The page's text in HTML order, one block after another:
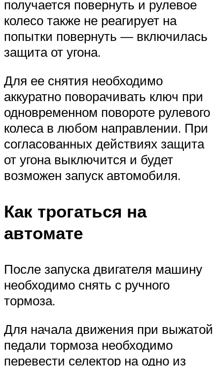
получается повернуть и рулевое
колесо также не реагирует на
попытки повернуть — включилась
защита от угона.
Для ее снятия необходимо
аккуратно поворачивать ключ при
одновременном повороте рулевого
колеса в любом направлении. При
согласованных действиях защита
от угона выключится и будет
возможен запуск автомобиля.
Как трогаться на
автомате
После запуска двигателя машину
необходимо снять с ручного
тормоза.
Для начала движения при выжатой
педали тормоза необходимо
перевести селектор на одно из